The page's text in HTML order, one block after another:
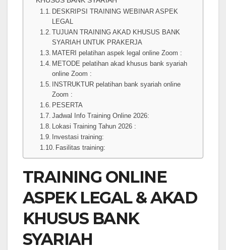
DESKRIPSI TRAINING WEBINAR ASPEK
LEGAL
TUJUAN TRAINING AKAD KHUSUS BANK
SYARIAH UNTUK PRAKERJA
MATERI pelatihan aspek legal online Zoom :
METODE pelatihan akad khusus bank syariah
online Zoom :
INSTRUKTUR pelatihan bank syariah online
Zoom :
PESERTA
Jadwal Info Training Online 2026:
Lokasi Training Tahun 2026 :
Investasi training:
Fasilitas training:
TRAINING ONLINE
ASPEK LEGAL & AKAD
KHUSUS BANK
SYARIAH